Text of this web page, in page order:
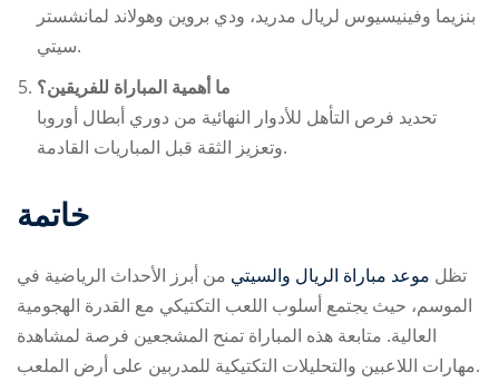
بنزيما وفينيسيوس لريال مدريد، ودي بروين وهولاند لمانشستر
سيتي.
ما أهمية المباراة للفريقين؟
تحديد فرص التأهل للأدوار النهائية من دوري أبطال أوروبا
وتعزيز الثقة قبل المباريات القادمة.
خاتمة
تظل موعد مباراة الريال والسيتي من أبرز الأحداث الرياضية في
الموسم، حيث يجتمع أسلوب اللعب التكتيكي مع القدرة الهجومية
العالية. متابعة هذه المباراة تمنح المشجعين فرصة لمشاهدة
مهارات اللاعبين والتحليلات التكتيكية للمدربين على أرض الملعب.